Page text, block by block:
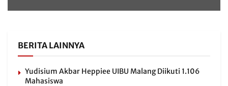
BERITA LAINNYA
Yudisium Akbar Heppiee UIBU Malang Diikuti 1.106
Mahasiswa